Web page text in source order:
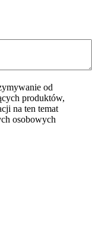
od
produktów,
na ten temat
osobowych